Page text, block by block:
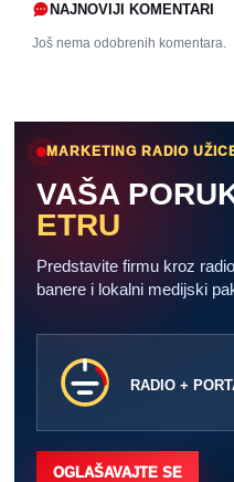
NAJNOVIJI KOMENTARI
Još nema odobrenih komentara.
MARKETING RADIO
VAŠA
ETRU
Predstavite firmu kroz
banere i lokalni medijski
RADIO +
OGLAŠAVAJTE SE